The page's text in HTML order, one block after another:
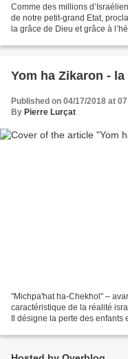
Comme des millions
de notre petit-grand Etat,
la grâce de Dieu et grâce à
Yom ha Zikaron -
Published on 04/17/2018 at
By Pierre Lurçat
"Michpa'hat ha-Chekhol" –
caractéristique de la réalité
Il désigne la perte des enfants